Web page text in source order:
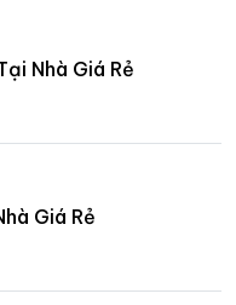
Nhà Giá Rẻ
Giá Rẻ